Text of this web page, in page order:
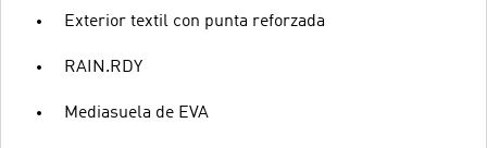
Exterior textil con punta reforzada
RAIN.RDY
Mediasuela de EVA